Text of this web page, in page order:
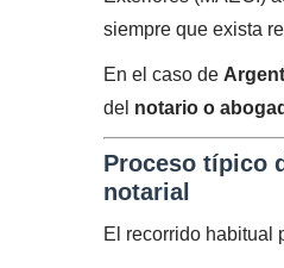
siempre que exista
En el caso de
del notario o
Proceso típico
notarial
El recorrido habitual